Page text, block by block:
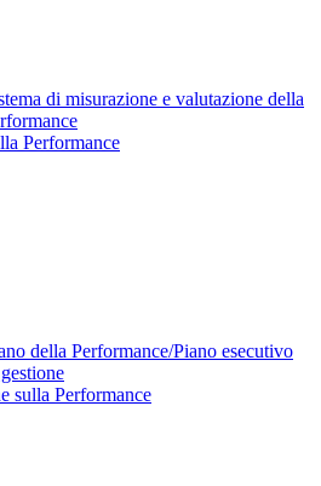
di misurazione e valutazione della
Performance
della Performance/Piano esecutivo
sulla Performance